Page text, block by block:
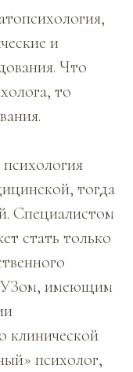
и
Что
то
тогда
Специалистом
стать только
имеющим
клинической
психолог,